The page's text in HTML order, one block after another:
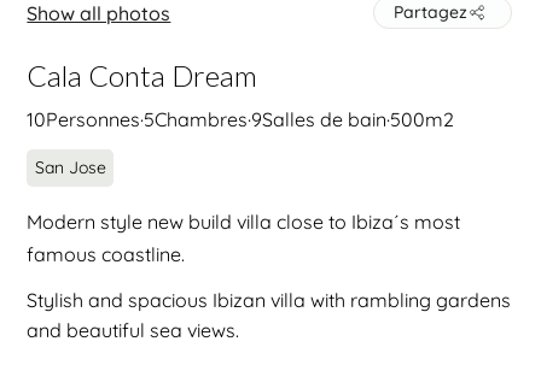
Show all photos
Cala Conta Dream
10Personnes·5Chambres·9Salles de bain·500m2
San Jose
Partagez
Modern style new build villa close to Ibiza´s most
famous coastline.
Stylish and spacious Ibizan villa with rambling gardens
and beautiful sea views.